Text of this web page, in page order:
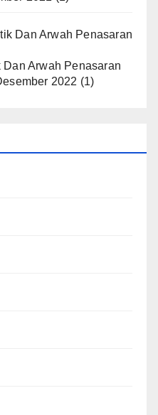
Arwah Penasaran
2022 (1)